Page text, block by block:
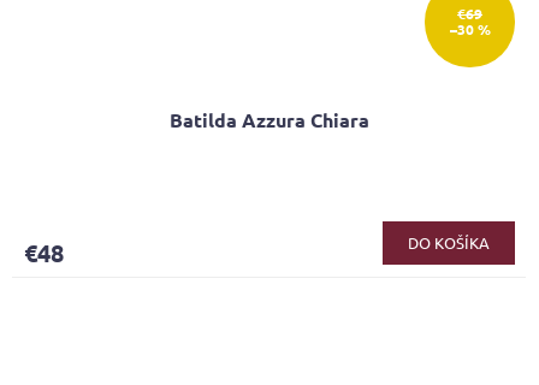
€69
–30 %
Batilda Azzura Chiara
€48 DO KOŠÍKA